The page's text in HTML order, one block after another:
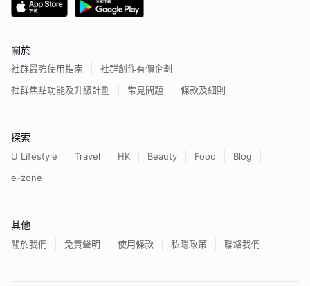
關於
社群最強使用指南
社群創作有價企劃
社群焦點功能及升級計劃
常見問題 條款及細則
探索
U Lifestyle Travel HK Beauty Food
Blog
e-zone
其他
關於我們 免責聲明 使用條款 私隱政策 聯絡我們